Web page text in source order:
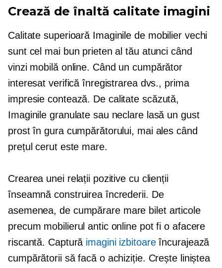
Crează de înaltă calitate imagini
Calitate superioară Imaginile de mobilier vechi
sunt cel mai bun prieten al tău atunci când
vinzi mobilă online. Când un cumpărător
interesat verifică înregistrarea dvs., prima
impresie contează. De calitate scăzută,
Imaginile granulate sau neclare lasă un gust
prost în gura cumpărătorului, mai ales când
prețul cerut este mare.
Crearea unei relații pozitive cu clienții
înseamnă construirea încrederii. De
asemenea, de cumpărare mare biletarticole
precum mobilierul antic online pot fi o afacere
riscantă. Captură imagini izbitoareîncurajează
cumpărătorii să facă o achiziție. Crește liniștea